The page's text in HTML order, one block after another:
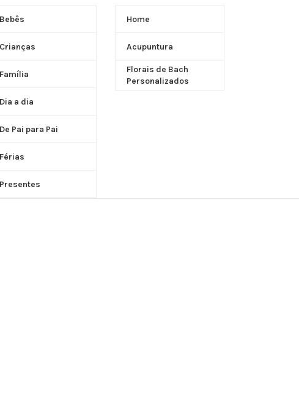
Bebês
Crianças
Família
Dia a dia
De Pai para Pai
Férias
Presentes
Home
Acupuntura
Florais de Bach
Personalizados